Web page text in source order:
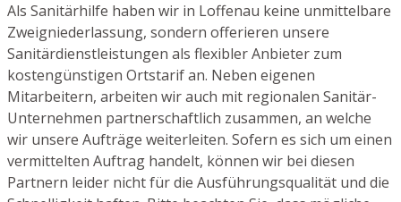
Als Sanitärhilfe haben wir in Loffenau keine unmittelbare
Zweigniederlassung, sondern offerieren unsere
Sanitärdienstleistungen als flexibler Anbieter zum
kostengünstigen Ortstarif an. Neben eigenen
Mitarbeitern, arbeiten wir auch mit regionalen Sanitär-
Unternehmen partnerschaftlich zusammen, an welche
wir unsere Aufträge weiterleiten. Sofern es sich um einen
vermittelten Auftrag handelt, können wir bei diesen
Partnern leider nicht für die Ausführungsqualität und die